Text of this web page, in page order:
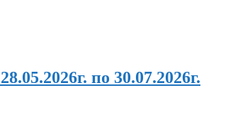
по 30.07.2026г.